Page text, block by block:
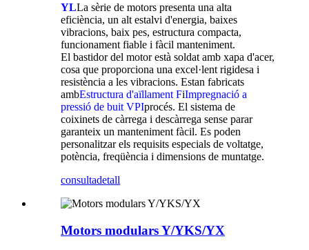
YLLa sèrie de motors presenta una alta
eficiència, un alt estalvi d'energia, baixes
vibracions, baix pes, estructura compacta,
funcionament fiable i fàcil manteniment.
El bastidor del motor està soldat amb xapa d'acer,
cosa que proporciona una excel·lent rigidesa i
resistència a les vibracions. Estan fabricats
ambEstructura d'aïllament FiImpregnació a
pressió de buit VPIprocés. El sistema de
coixinets de càrrega i descàrrega sense parar
garanteix un manteniment fàcil. Es poden
personalitzar els requisits especials de voltatge,
potència, freqüència i dimensions de muntatge.
consultadetall
Motors modulars Y/YKS/YX